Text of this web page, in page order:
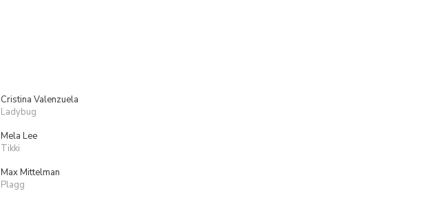
Cristina Valenzuela
Ladybug
Mela Lee
Tikki
Max Mittelman
Plagg